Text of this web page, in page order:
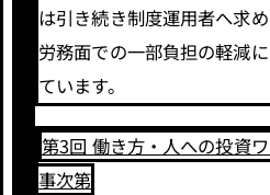
は引き続き制度運用者へ求
労務面での一部負担の軽減
ています。
第3回 働き方・人への投資
事次第